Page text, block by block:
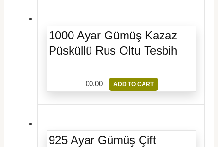
1000 Ayar Gümüş Kazaz
Püsküllü Rus Oltu Tesbih
€0.00 ADD TO CART
925 Ayar Gümüş Çift